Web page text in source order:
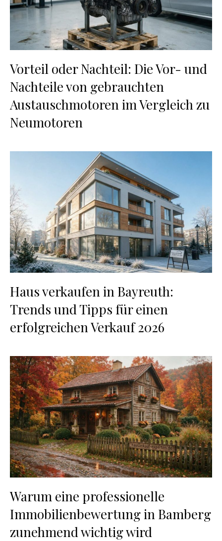
Vorteil oder Nachteil: Die Vor- und
Nachteile von gebrauchten
Austauschmotoren im Vergleich zu
Neumotoren
Haus verkaufen in Bayreuth:
Trends und Tipps für einen
erfolgreichen Verkauf 2026
Warum eine professionelle
Immobilienbewertung in Bamberg
zunehmend wichtig wird